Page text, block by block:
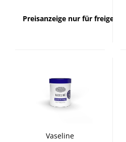
Preisanzeige nur für
Vaseline